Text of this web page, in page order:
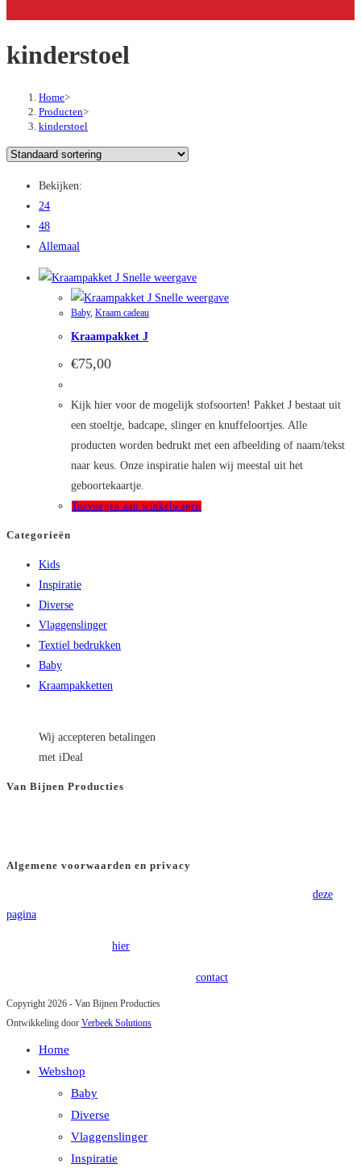
kinderstoel
Home>
Producten>
kinderstoel
Bekijken:
24
48
Allemaal
Snelle weergave
Snelle weergave
Baby, Kraam cadeau
Kraampakket J
€75,00
Kijk hier voor de mogelijk stofsoorten! Pakket J bestaat uit
een stoeltje, badcape, slinger en knuffeloortjes. Alle
producten worden bedrukt met een afbeelding of naam/tekst
naar keus. Onze inspiratie halen wij meestal uit het
geboortekaartje.
Toevoegen aan winkelwagen
Categorieën
Kids
Inspiratie
Diverse
Vlaggenslinger
Textiel bedrukken
Baby
Kraampakketten
Wij accepteren betalingen
met iDeal
Van Bijnen Producties
Algemene voorwaarden en privacy
deze
pagina
hier
contact
Copyright 2026 - Van Bijnen Producties
Ontwikkeling door Verbeek Solutions
Home
Webshop
Baby
Diverse
Vlaggenslinger
Inspiratie